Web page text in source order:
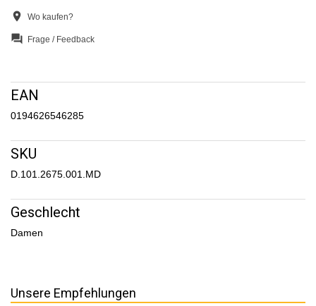
location_on Wo kaufen?
question_answer Frage / Feedback
EAN
0194626546285
SKU
D.101.2675.001.MD
Geschlecht
Damen
Unsere Empfehlungen